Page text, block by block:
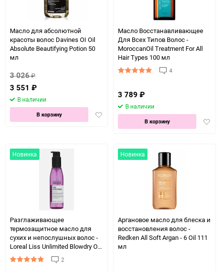
Масло для абсолютной
красоты волос Davines OI Oil
Absolute Beautifying Potion 50
мл
3 026₽
3 551 ₽
В наличии
Добавить
В корзину
Масло Восстанавливающее
Для Всех Типов Волос -
MoroccanOil Treatment For All
Hair Types 100 мл
4
3 789 ₽
В наличии
В корзину
Новинка
Разглаживающее
термозащитное масло для
сухих и непослушных волос -
Loreal Liss Unlimited Blowdry Oil
(Лис анлимитед оил) 125 мл
2
Новинка
Аргановое масло для блеска и
восстановления волос -
Redken All Soft Argan - 6 Oil 111
мл